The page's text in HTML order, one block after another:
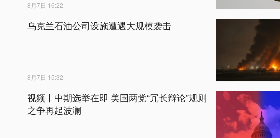
8月7日 16:22
乌克兰石油公司设施遭遇大规模袭击
8月7日 15:32
视频丨中期选举在即 美国两党“冗长辩论”规则
之争再起波澜